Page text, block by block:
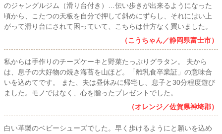
のジャングルジム（滑り台付き）…伝い歩きが出来るようになった
頃から、こたつの天板を自分で押して斜めにずらし、それにはい上
がって滑り台にされて困っていて、こちらは仕方なく買いました。
（こうちゃん／静岡県富士市）
私からは手作りのチーズケーキと野菜たっぷりグラタン。 夫から
は、息子の大好物の焼き海苔を山ほど。「離乳食卒業証」の意味合
いを込めてです。 また、夫は昼休みに帰宅し、息子と30分程度遊び
ました。モノではなく、心を贈ったプレゼントでした。
（オレンジ／佐賀県神埼郡）
白い革製のベビーシューズでした。早く歩けるようにと願いを込め